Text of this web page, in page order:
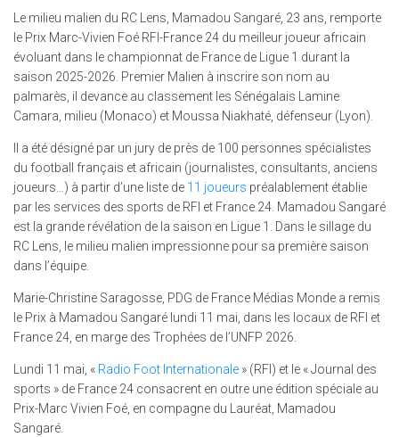
Le milieu malien du RC Lens, Mamadou Sangaré, 23 ans, remporte
le Prix Marc-Vivien Foé RFI-France 24 du meilleur joueur africain
évoluant dans le championnat de France de Ligue 1 durant la
saison 2025-2026. Premier Malien à inscrire son nom au
palmarès, il devance au classement les Sénégalais Lamine
Camara, milieu (Monaco) et Moussa Niakhaté, défenseur (Lyon).
Il a été désigné par un jury de près de 100 personnes spécialistes
du football français et africain (journalistes, consultants, anciens
joueurs…) à partir d’une liste de 11 joueurs préalablement établie
par les services des sports de RFI et France 24. Mamadou Sangaré
est la grande révélation de la saison en Ligue 1. Dans le sillage du
RC Lens, le milieu malien impressionne pour sa première saison
dans l’équipe.
Marie-Christine Saragosse, PDG de France Médias Monde a remis
le Prix à Mamadou Sangaré lundi 11 mai, dans les locaux de RFI et
France 24, en marge des Trophées de l’UNFP 2026.
Lundi 11 mai, « Radio Foot Internationale » (RFI) et le « Journal des
sports » de France 24 consacrent en outre une édition spéciale au
Prix-Marc Vivien Foé, en compagne du Lauréat, Mamadou
Sangaré.